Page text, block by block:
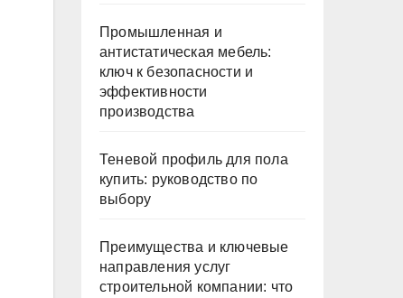
Промышленная и
антистатическая мебель:
ключ к безопасности и
эффективности
производства
Теневой профиль для пола
купить: руководство по
выбору
Преимущества и ключевые
направления услуг
строительной компании: что